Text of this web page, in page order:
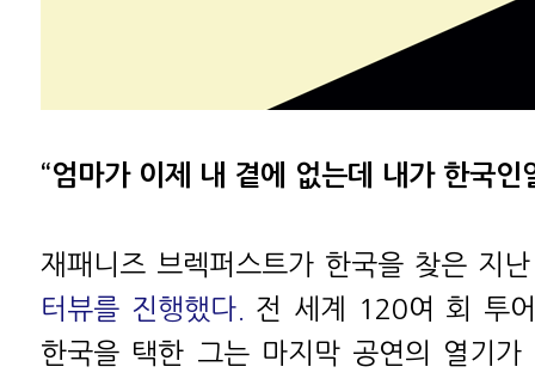
“엄마가 이제 내 곁에 없는데 내가 한국인
재패니즈 브렉퍼스트가 한국을 찾은 지
터뷰를 진행했다.
전 세계 120여 회 투
한국을 택한 그는 마지막 공연의 열기가